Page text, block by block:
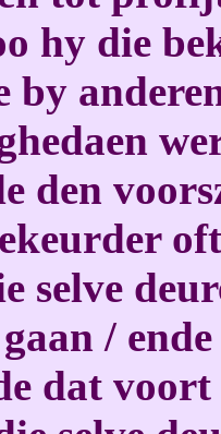
hy die
by
den
selve
/
dat